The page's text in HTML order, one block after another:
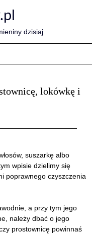
dzisiaj
lokówkę i
suszarkę albo
wpisie dzielimy się
poprawnego czyszczenia
a przy tym jego
należy dbać o jego
prostownicę powinnaś